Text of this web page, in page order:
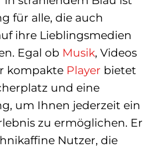
für alle, die auch
ihre Lieblingsmedien
Egal ob Musik, Videos
kompakte Player bietet
und eine
um Ihnen jederzeit ein
zu ermöglichen. Er
Nutzer, die